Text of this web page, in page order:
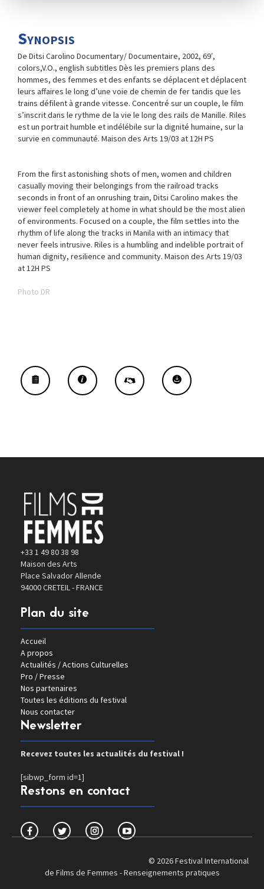
Synopsis
De Ditsi Carolino Documentary/ Documentaire, 2002, 69′,
colors,V.O., english subtitles Dès les premiers plans des
hommes, des femmes et des enfants se déplacent et déplacent
leurs affaires le long d’une voie de chemin de fer tandis que les
trains défilent à grande vitesse. Concentré sur un couple, le film
s’inscrit dans le rythme de la vie le long des rails de Manille. Riles
est un portrait humble et indélébile sur la dignité humaine, sur la
survie en communauté. Maison des Arts 19/03 at 12H PS
From the first astonishing shots of men, women and children
casually moving their belongings from the railroad tracks
seconds in front of an onrushing train, Ditsi Carolino makes the
viewer feel completely at home in what should be the most alien
of environments. Focused on a couple, the film settles into the
rhythm of life along the tracks in Manila with an intimacy that
never feels intrusive. Riles is a humbling and indelible portrait of
human dignity, resilience and community. Maison des Arts 19/03
at 12H PS
Photo DR
+33 1 49 80 38 98
Maison des Arts
Place Salvador Allende
94000 CRETEIL - FRANCE
Plan du site
Accueil
A propos
Actualités / Actions Culturelles
Pro / Presse
Nos partenaires
Toutes les éditions du festival
Nous contacter
Newsletter
Recevez toutes les actualités du festival !
[sibwp_form id=1]
Restons en contact
© 2026 Festival International
de Films de Femmes -Renseignements pratiques